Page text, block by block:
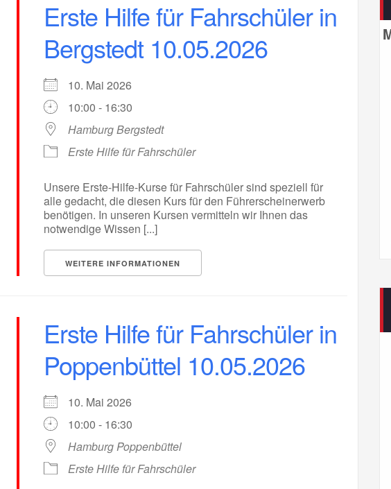
Erste Hilfe für Fahrschüler in
Bergstedt 10.05.2026
10. Mai 2026
10:00 - 16:30
Hamburg Bergstedt
Erste Hilfe für Fahrschüler
Unsere Erste-Hilfe-Kurse für Fahrschüler sind speziell für
alle gedacht, die diesen Kurs für den Führerscheinerwerb
benötigen. In unseren Kursen vermitteln wir Ihnen das
notwendige Wissen [...]
WEITERE INFORMATIONEN
Erste Hilfe für Fahrschüler in
Poppenbüttel 10.05.2026
10. Mai 2026
10:00 - 16:30
Hamburg Poppenbüttel
Erste Hilfe für Fahrschüler